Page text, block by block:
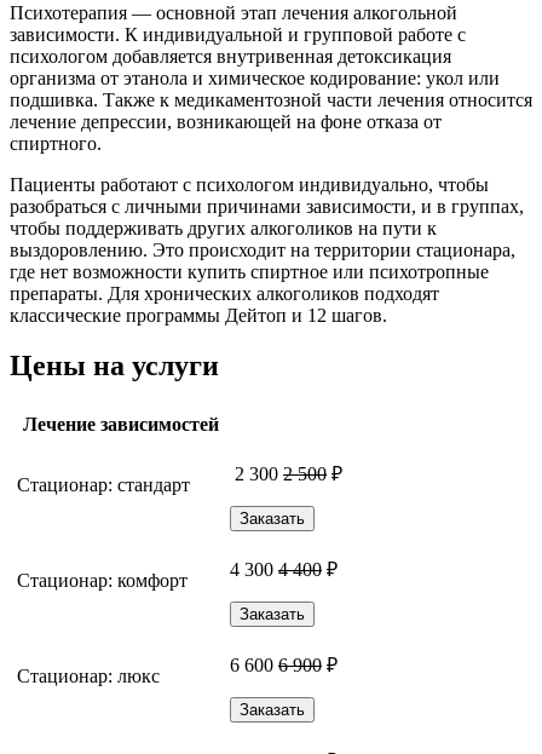
Психотерапия — основной этап лечения алкогольной
зависимости. К индивидуальной и групповой работе с
психологом добавляется внутривенная детоксикация
организма от этанола и химическое кодирование: укол или
подшивка. Также к медикаментозной части лечения относится
лечение депрессии, возникающей на фоне отказа от
спиртного.
Пациенты работают с психологом индивидуально, чтобы
разобраться с личными причинами зависимости, и в группах,
чтобы поддерживать других алкоголиков на пути к
выздоровлению. Это происходит на территории стационара,
где нет возможности купить спиртное или психотропные
препараты. Для хронических алкоголиков подходят
классические программы Дейтоп и 12 шагов.
Цены на услуги
Лечение зависимостей
Стационар: стандарт
2 300 2 500 ₽
Заказать
Стационар: комфорт
4 300 4 400 ₽
Заказать
Стационар: люкс
6 600 6 900 ₽
Заказать